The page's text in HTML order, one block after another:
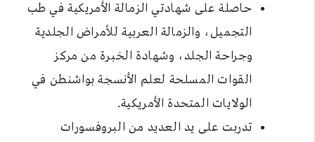
حاصلة على شهادتي الزمالة الأمريكية في طب
التجميل، والزمالة العربية للأمراض الجلدية
وجراحة الجلد، وشهادة الخبرة من مركز
القوات المسلحة لعلم الأنسجة بواشنطن في
الولايات المتحدة الأمريكية.
تدربت على يد العديد من البروفسورات